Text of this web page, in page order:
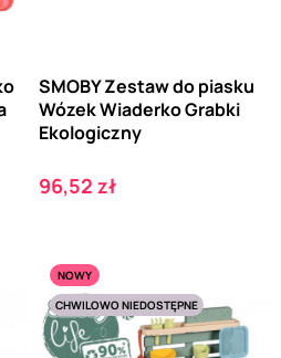
SMOBY Zestaw do piasku
Wózek Wiaderko Grabki
Ekologiczny
Cena
96,52 zł
NOWY
CHWILOWO NIEDOSTĘPNE